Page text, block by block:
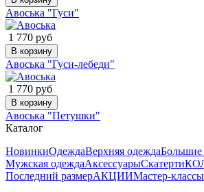
Авоська "Гуси"
1 770 руб
В корзину
Авоська "Гуси-лебеди"
1 770 руб
В корзину
Авоська "Петушки"
Каталог
НовинкиОдеждаВерхняя одеждаБольшие
Мужская одеждаАксессуарыСкатерти
Последний размерАКЦИИМастер-классы